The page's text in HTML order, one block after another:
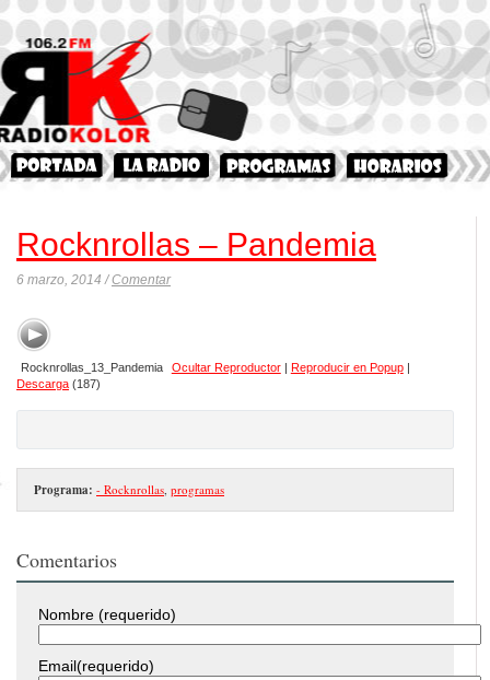
Rocknrollas – Pandemia
6 marzo, 2014 /Comentar
Rocknrollas_13_Pandemia Ocultar Reproductor| Reproducir en Popup|
Descarga (187)
Programa: - Rocknrollas programas
Comentarios
Nombre (requerido)
Email(requerido)